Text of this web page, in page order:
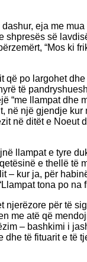
eja me
shpresës së
“Mos ki
që po largohet
të
llampat dhe
një gjendje
në ditët e Noeut
llampat e tyre
e thellë të
– kur ja, për
tona po na
njerëzore për të
me atë që
– bashkimi i
të fituarit e të